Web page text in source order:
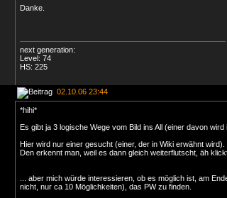
Danke.
next generation:
Level: 74
HS: 225
02.10.06 23:44
*hihi*
Es gibt ja 3 logische Wege vom Bild ins All (einer davon wird
Hier wird nur einer gesucht (einer, der in Wiki erwähnt wird).
Den erkennt man, weil es dann gleich weiterflutscht, äh klickt
... aber mich würde interessieren, ob es möglich ist, am
nicht, nur ca 10 Möglichkeiten), das PW zu finden.